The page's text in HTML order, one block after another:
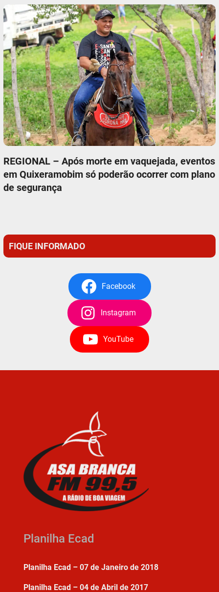
REGIONAL – Após morte em vaquejada, eventos
em Quixeramobim só poderão ocorrer com plano
de segurança
FIQUE INFORMADO
Facebook
Instagram
YouTube
Planilha Ecad
Planilha Ecad – 07 de Janeiro de 2018
Planilha Ecad – 04 de Abril de 2017